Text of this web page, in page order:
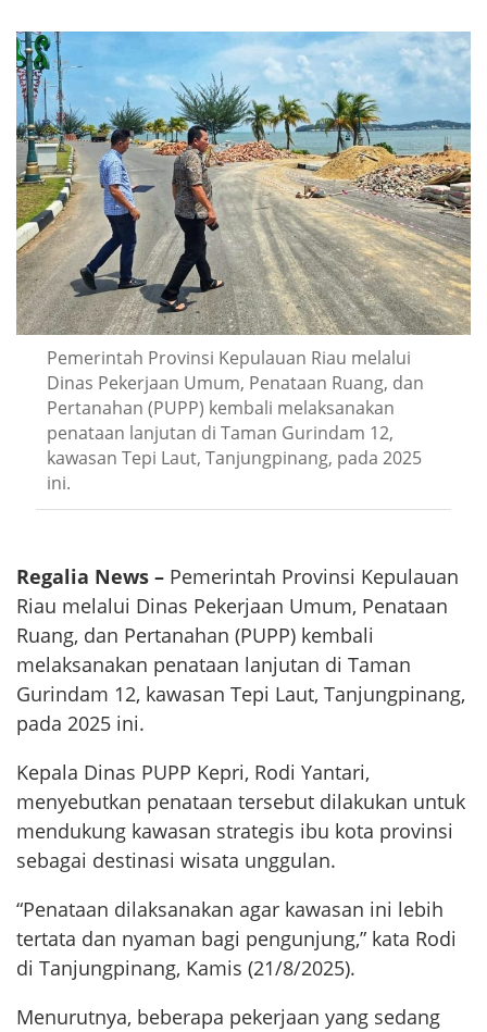
Pemerintah Provinsi Kepulauan Riau melalui
Dinas Pekerjaan Umum, Penataan Ruang, dan
Pertanahan (PUPP) kembali melaksanakan
penataan lanjutan di Taman Gurindam 12,
kawasan Tepi Laut, Tanjungpinang, pada 2025
ini.
Regalia News – Pemerintah Provinsi Kepulauan
Riau melalui Dinas Pekerjaan Umum, Penataan
Ruang, dan Pertanahan (PUPP) kembali
melaksanakan penataan lanjutan di Taman
Gurindam 12, kawasan Tepi Laut, Tanjungpinang,
pada 2025 ini.
Kepala Dinas PUPP Kepri, Rodi Yantari,
menyebutkan penataan tersebut dilakukan untuk
mendukung kawasan strategis ibu kota provinsi
sebagai destinasi wisata unggulan.
“Penataan dilaksanakan agar kawasan ini lebih
tertata dan nyaman bagi pengunjung,” kata Rodi
di Tanjungpinang, Kamis (21/8/2025).
Menurutnya, beberapa pekerjaan yang sedang